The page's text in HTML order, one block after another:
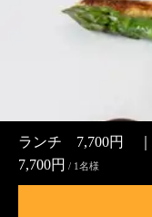
ランチ 7,700円 ｜
7,700円 / 1名様